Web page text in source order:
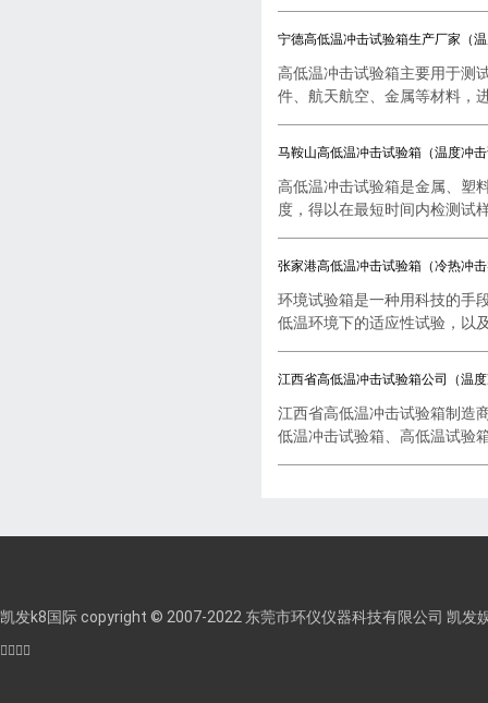
宁德高低温冲击试验箱生产厂家（
高低温冲击试验箱主要用于测
件、航天航空、金属等材料，
马鞍山高低温冲击试验箱（温度冲
高低温冲击试验箱是金属、塑
度，得以在最短时间内检测试
张家港高低温冲击试验箱（冷热冲
环境试验箱是一种用科技的手
低温环境下的适应性试验，以
江西省高低温冲击试验箱公司（温
江西省高低温冲击试验箱制造
低温冲击试验箱、高低温试验
凯发k8国际 copyright © 2007-2022 东莞市环仪仪器科技有限公司 凯发